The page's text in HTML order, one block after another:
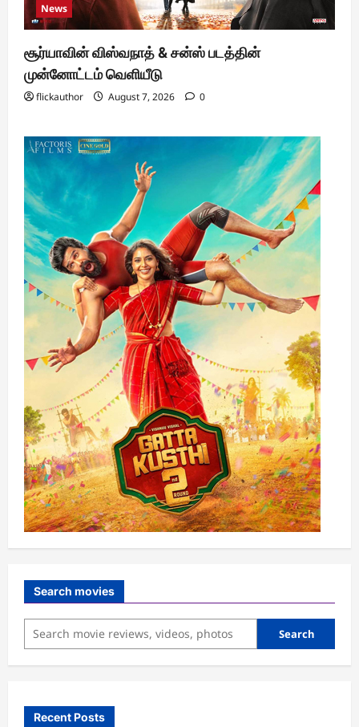
News
சூர்யாவின் விஸ்வநாத் & சன்ஸ் படத்தின்
முன்னோட்டம் வெளியீடு
flickauthor August 7, 2026 0
Search movies
Search
Recent Posts